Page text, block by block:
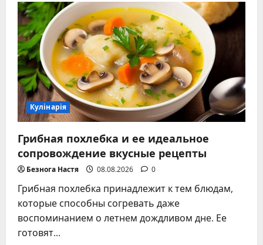
время
запекания
картофеля
в
духовке
советы
и
проверенные
методы
Кулінарія
Грибная похлебка и ее идеальное
сопровождение вкусные рецепты
Безнога Настя 08.08.2026 0
Грибная похлебка принадлежит к тем блюдам,
которые способны согревать даже
воспоминанием о летнем дождливом дне. Ее
готовят...